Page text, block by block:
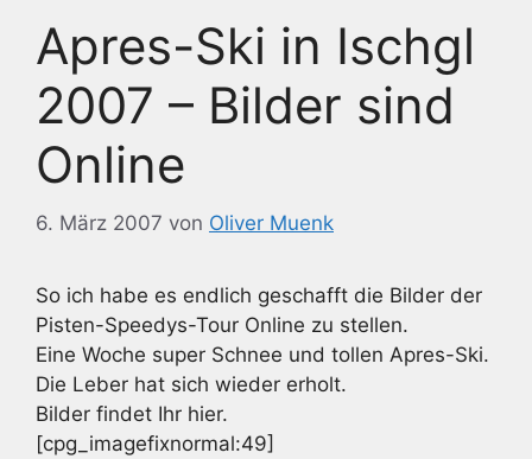
Apres-Ski in Ischgl
2007 – Bilder sind
Online
6. März 2007 von Oliver Muenk
So ich habe es endlich geschafft die Bilder der
Pisten-Speedys-Tour Online zu stellen.
Eine Woche super Schnee und tollen Apres-Ski.
Die Leber hat sich wieder erholt.
Bilder findet Ihr hier.
[cpg_imagefixnormal:49]